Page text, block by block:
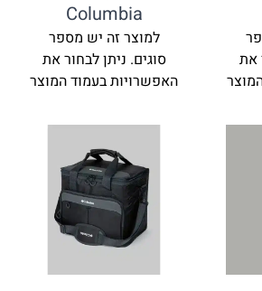
למוצר זה יש מספר
סוגים. ניתן לבחור את
האפשרויות בעמוד המוצר